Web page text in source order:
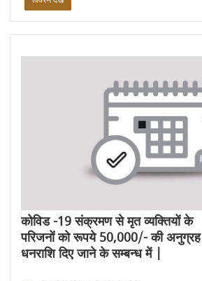
कोविड -19 संक्रमण से मृत व्यक्तियों के
परिजनों को रूपये 50,000/- की अनुग्रह
धनराशि दिए जाने के सम्बन्ध में |